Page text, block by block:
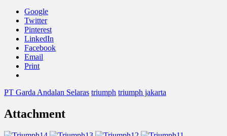
Google
Twitter
Pinterest
LinkedIn
Facebook
Email
Print
PT Garda Andalan Selaras triumph triumph jakarta
Attachment